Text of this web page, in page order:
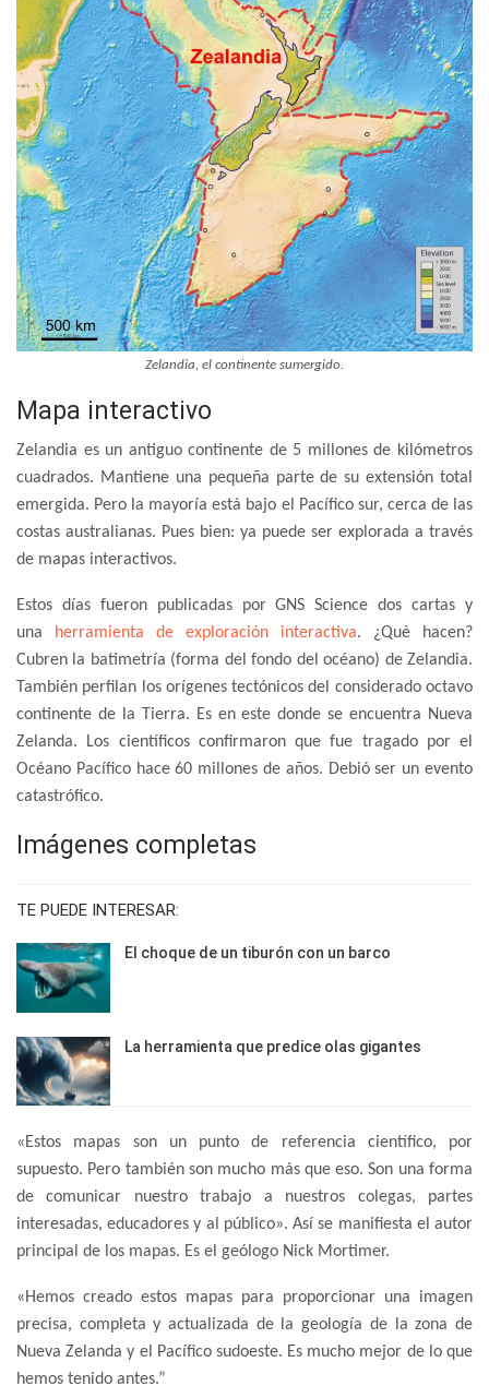
Zelandia, el continente sumergido.
Mapa interactivo
Zelandia es un antiguo continente de 5 millones de kilómetros
cuadrados. Mantiene una pequeña parte de su extensión total
emergida. Pero la mayoría está bajo el Pacífico sur, cerca de las
costas australianas. Pues bien: ya puede ser explorada a través
de mapas interactivos.
Estos días fueron publicadas por GNS Science dos cartas y
una
herramienta de exploración interactiva. ¿Què hacen?
Cubren la batimetría (forma del fondo del océano) de Zelandia.
También perfilan los orígenes tectónicos del considerado octavo
continente de la Tierra. Es en este donde se encuentra Nueva
Zelanda. Los científicos confirmaron que fue tragado por el
Océano Pacífico hace 60 millones de años. Debió ser un evento
catastrófico.
Imágenes completas
TE PUEDE INTERESAR:
El choque de un tiburón con un barco
La herramienta que predice olas gigantes
«Estos mapas son un punto de referencia científico, por
supuesto. Pero también son mucho más que eso. Son una forma
de comunicar nuestro trabajo a nuestros colegas, partes
interesadas, educadores y al público». Así se manifiesta el autor
principal de los mapas. Es el geólogo Nick Mortimer.
«Hemos creado estos mapas para proporcionar una imagen
precisa, completa y actualizada de la geología de la zona de
Nueva Zelanda y el Pacífico sudoeste. Es mucho mejor de lo que
hemos tenido antes.”